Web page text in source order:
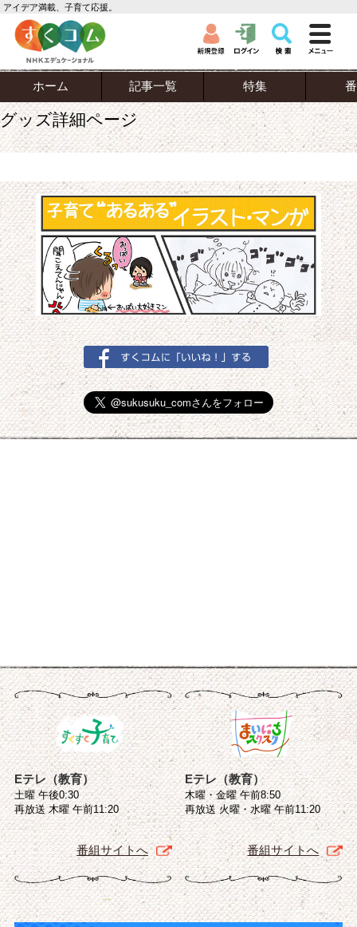
アイデア満載、子育て応援。
ホーム 記事一覧 特集
グッズ詳細ページ
Eテレ（教育）
土曜 午後0:30
再放送 木曜 午前11:20
番組サイトへ
Eテレ（教育）
木曜・金曜 午前8:50
再放送 火曜・水曜 午前11:20
番組サイトへ